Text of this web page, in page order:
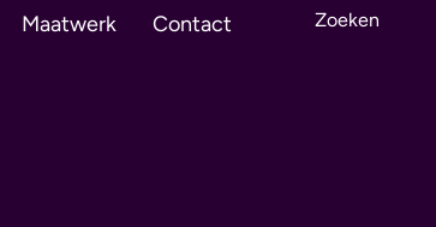
Maatwerk Contact